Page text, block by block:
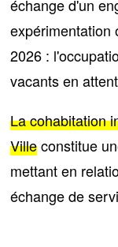
échange d'un
expérimentation
2026 :
vacantsen
La cohabitation
Villeconstitue
mettant en
échange de